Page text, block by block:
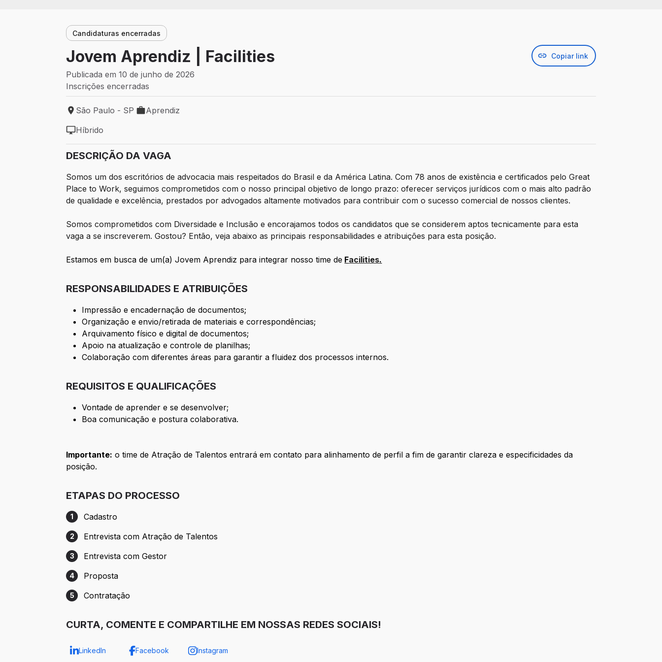
Candidaturas encerradas
Jovem Aprendiz | Facilities Copiar link
Publicada em 10 de junho de 2026
Inscrições encerradas
Local de trabalho: São Paulo - SP
São Paulo - SP
Tipo de vaga: Aprendiz
Aprendiz
Modelo de trabalho: Híbrido
Híbrido
DESCRIÇÃO DA VAGA
Somos um dos escritórios de advocacia mais respeitados do Brasil e da América Latina. Com 78 anos de existência e certificados pelo Great
Place to Work, seguimos comprometidos com o nosso principal objetivo de longo prazo: oferecer serviços jurídicos com o mais alto padrão
de qualidade e excelência, prestados por advogados altamente motivados para contribuir com o sucesso comercial de nossos clientes.
Somos comprometidos com Diversidade e Inclusão e encorajamos todos os candidatos que se considerem aptos tecnicamente para esta
vaga a se inscreverem. Gostou? Então, veja abaixo as principais responsabilidades e atribuições para esta posição.
Estamos em busca de um(a) Jovem Aprendiz para integrar nosso time de Facilities.
RESPONSABILIDADES E ATRIBUIÇÕES
Impressão e encadernação de documentos;
Organização e envio/retirada de materiais e correspondências;
Arquivamento físico e digital de documentos;
Apoio na atualização e controle de planilhas;
Colaboração com diferentes áreas para garantir a fluidez dos processos internos.
REQUISITOS E QUALIFICAÇÕES
Vontade de aprender e se desenvolver;
Boa comunicação e postura colaborativa.
Importante: o time de Atração de Talentos entrará em contato para alinhamento de perfil a fim de garantir clareza e especificidades da
posição.
ETAPAS DO PROCESSO
Etapa 1: Cadastro
1 Cadastro
Etapa 2: Entrevista com Atração de Talentos
2 Entrevista com Atração de Talentos
Etapa 3: Entrevista com Gestor
3 Entrevista com Gestor
Etapa 4: Proposta
4 Proposta
Etapa 5: Contratação
5 Contratação
CURTA, COMENTE E COMPARTILHE EM NOSSAS REDES SOCIAIS!
LinkedIn Facebook Instagram